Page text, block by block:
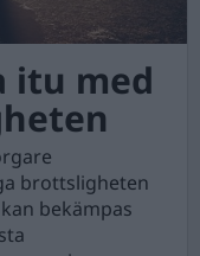
itu med
brottsligheten
bekämpas